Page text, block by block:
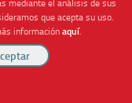
mediante el análisis de sus
que acepta su uso.
informaciónaquí.